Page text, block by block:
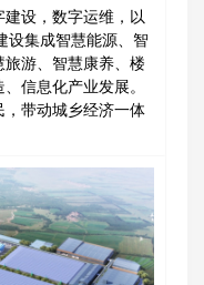
设，数字运维，以
设集成智慧能源、智
游、智慧康养、楼
信息化产业发展。
带动城乡经济一体